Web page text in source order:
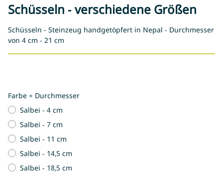
Schüsseln - verschiedene Größen
Schüsseln - Steinzeug handgetöpfert in Nepal - Durchmesser
von 4 cm - 21 cm
Farbe + Durchmesser
Salbei - 4 cm
Salbei - 7 cm
Salbei - 11 cm
Salbei - 14,5 cm
Salbei - 18,5 cm